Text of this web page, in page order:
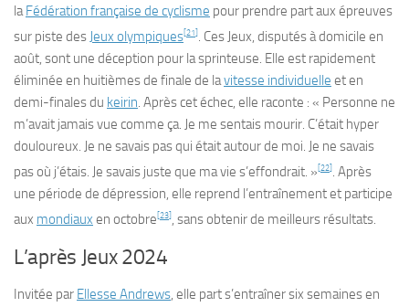
laFédération française de cyclisme pour prendre part aux épreuves
sur piste des Jeux olympiques[21]. Ces Jeux, disputés à domicile en
août, sont une déception pour la sprinteuse. Elle est rapidement
éliminée en huitièmes de finale de lavitesse individuelle et en
demi-finales du keirin. Après cet échec, elle raconte : « Personne ne
m’avait jamais vue comme ça. Je me sentais mourir. C’était hyper
douloureux. Je ne savais pas qui était autour de moi. Je ne savais
pas où j’étais. Je savais juste que ma vie s’effondrait. »[22]. Après
une période de dépression, elle reprend l’entraînement et participe
aux mondiaux en octobre[23], sans obtenir de meilleurs résultats.
L’après Jeux 2024
Invitée par Ellesse Andrews, elle part s’entraîner six semaines en